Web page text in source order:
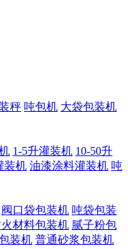
秤 吨包机 大袋包装机
1-5升灌装机 10-50升
装机 油漆涂料灌装机 吨
阀口袋包装机 吨袋包装
材料包装机 腻子粉包
装机 普通砂浆包装机